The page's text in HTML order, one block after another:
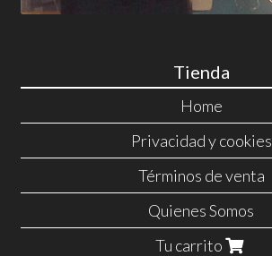
Tienda
Home
Privacidad y cookies
Términos de venta
Quienes Somos
Tu carrito